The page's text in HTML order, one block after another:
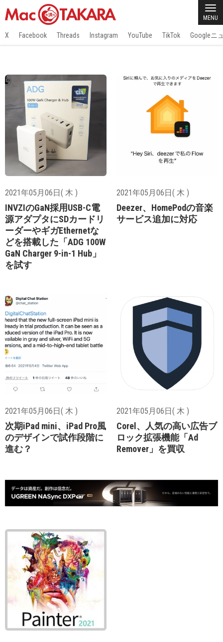
MENU
X Facebook Threads Instagram YouTube TikTok Googleニ
2021年05月06日( 木 )
INVZIのGaN採用USB-C電
源アダプタにSDカードリ
ーダーやギガEthernetな
どを搭載した「ADG 100W
GaN Charger 9-in-1 Hub」
を試す
2021年05月06日( 木 )
Deezer、HomePodの音楽
サービス追加に対応
2021年05月06日( 木 )
次期iPad mini、iPad Pro風
のデザインで試作段階に
進む？
2021年05月06日( 木 )
Corel、人気の高い広告ブ
ロック拡張機能「Ad
Remover」を買収